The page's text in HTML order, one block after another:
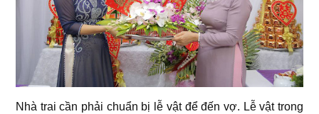
Nhà trai cần phải chuẩn bị lễ vật để đến vợ. Lễ vật trong